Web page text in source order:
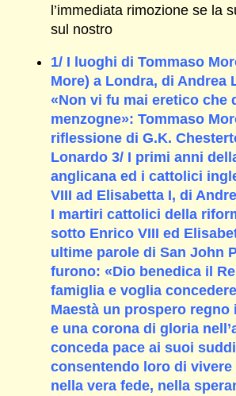
l’immediata rimozione se la
sul nostro
1/ I luoghi di Tommaso
More) a Londra, di Andrea
«Non vi fu mai eretico che
menzogne»: Tommaso
riflessione di G.K.
Lonardo 3/ I primi anni
anglicana ed i cattolici
VIII ad Elisabetta I, di
I martiri cattolici della
sotto Enrico VIII ed
ultime parole di San John
furono: «Dio benedica il
famiglia e voglia
Maestà un prospero regno
e una corona di gloria
conceda pace ai suoi
consentendo loro di vivere
nella vera fede, nella